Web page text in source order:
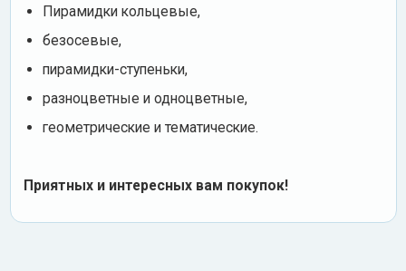
Пирамидки кольцевые,
безосевые,
пирамидки-ступеньки,
разноцветные и одноцветные,
геометрические и тематические.
Приятных и интересных вам покупок!